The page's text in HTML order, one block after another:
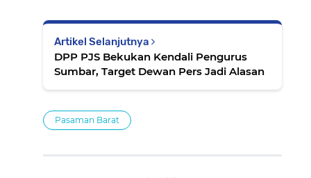
Artikel Selanjutnya
DPP PJS Bekukan Kendali Pengurus
Sumbar, Target Dewan Pers Jadi Alasan
Pasaman Barat